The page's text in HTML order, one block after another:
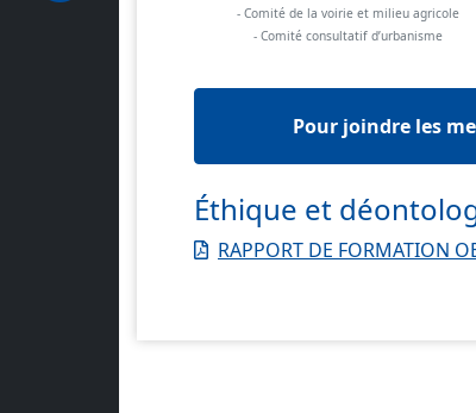
- Comité de la voirie et milieu agricole
- Comité consultatif d’urbanisme
Pour joindre les
Éthique et
RAPPORT DE FORMATION